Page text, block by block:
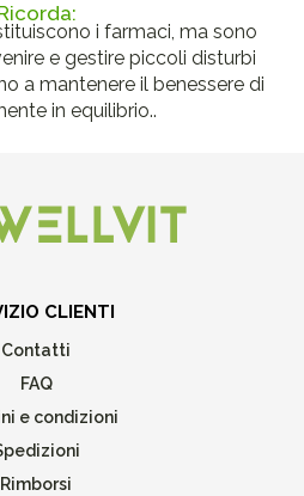
i farmaci, ma sono
e gestire piccoli disturbi
a mantenere il benessere di
in equilibrio..
CLIENTI
Contatti
FAQ
e condizioni
Rimborsi